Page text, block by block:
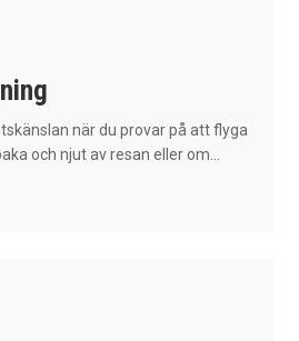
när du provar på att flyga
och njut av resan eller om...